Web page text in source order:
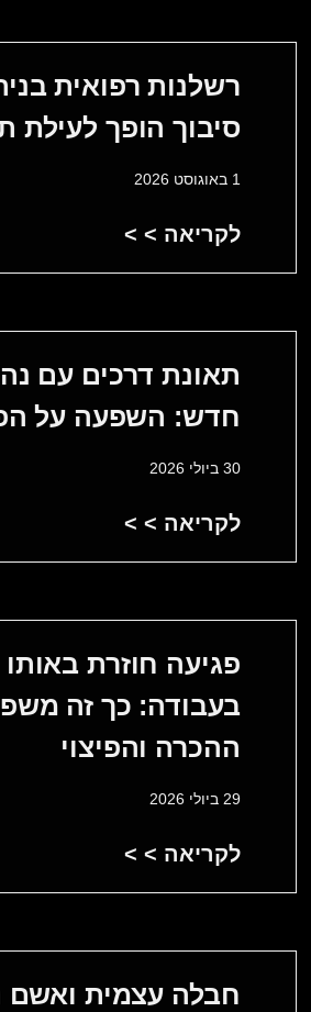
רשלנות רפואית
סיבוך הופך לעילת
1 באוגוסט 2026
לקריאה > >
תאונת דרכים עם
חדש: השפעה על
30 ביולי 2026
לקריאה > >
פגיעה חוזרת
בעבודה: כך זה
ההכרה והפיצוי
29 ביולי 2026
לקריאה > >
חבלה עצמית ואשם